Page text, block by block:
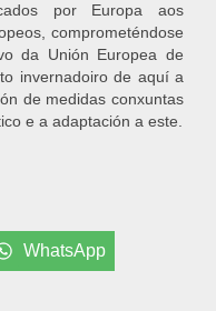
por Europa aos
comprometéndose
da Unión Europea de
invernadoiro de aquí a
de medidas conxuntas
e a adaptación a este.
WhatsApp